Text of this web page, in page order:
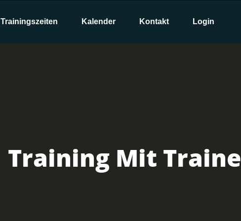
Trainingszeiten Kalender Kontakt Login
Training Mit